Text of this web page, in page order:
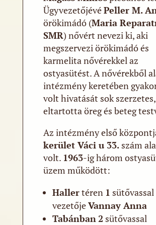
ÜgyvezetőjévéPeller M.
örökimádó (Maria
SMR) nővért nevezi ki, aki
megszervezi örökimádó és
karmelita nővérekkel az
ostyasütést. A nővérekből
intézmény keretében
volt hivatását sok szerzetes,
eltartotta öreg és beteg
Az intézmény első
kerület Váci u 33.szám
volt. 1963-ig három
üzem működött:
Hallertéren 1 sütővassal
vezetőjeVannay Anna
Tabánban2 sütővassal